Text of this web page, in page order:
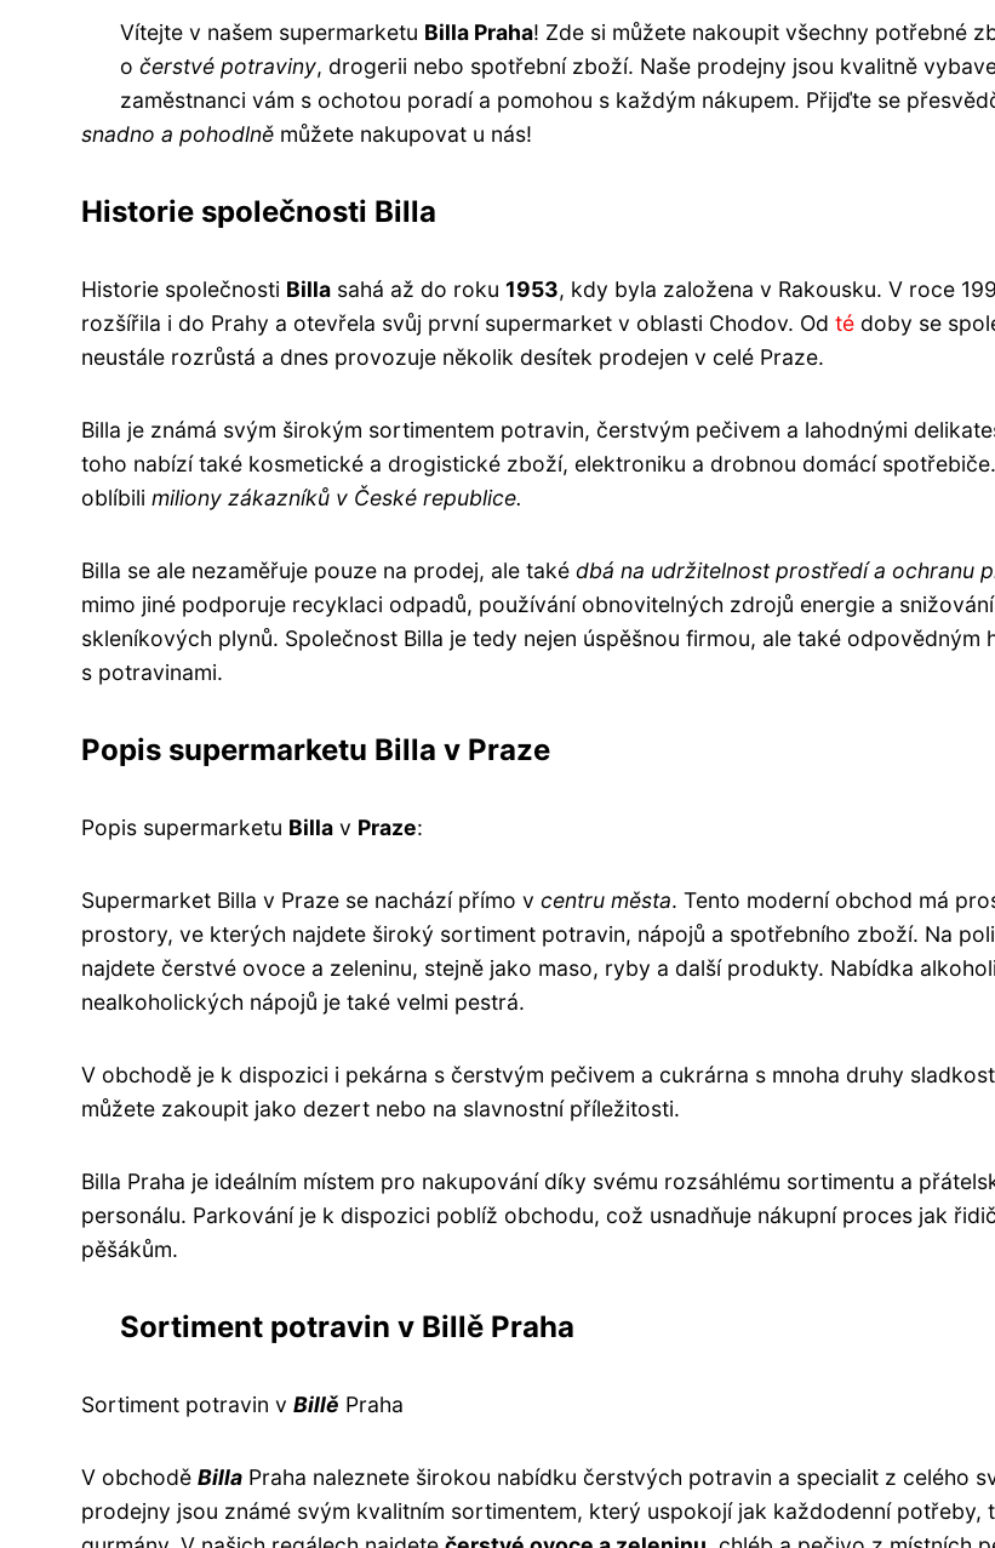
Vítejte v našem supermarketu Billa Praha! Zde si můžete nakoupit všechny potřebné
o čerstvé potraviny, drogerii nebo spotřební zboží. Naše prodejny jsou kvalitně
zaměstnanci vám s ochotou poradí a pomohou s každým nákupem. Přijďte se
snadno a pohodlně můžete nakupovat u nás!
Historie společnosti Billa
Historie společnosti Billa sahá až do roku 1953, kdy byla založena v Rakousku. V roce
rozšířila i do Prahy a otevřela svůj první supermarket v oblasti Chodov. Od té doby se
neustále rozrůstá a dnes provozuje několik desítek prodejen v celé Praze.
Billa je známá svým širokým sortimentem potravin, čerstvým pečivem a lahodnými
toho nabízí také kosmetické a drogistické zboží, elektroniku a drobnou domácí
oblíbili miliony zákazníků v České republice.
Billa se ale nezaměřuje pouze na prodej, ale také dbá na udržitelnost prostředí a ochranu
mimo jiné podporuje recyklaci odpadů, používání obnovitelných zdrojů energie a
skleníkových plynů. Společnost Billa je tedy nejen úspěšnou firmou, ale také odpovědným
s potravinami.
Popis supermarketu Billa v Praze
Popis supermarketu Billa v Praze:
Supermarket Billa v Praze se nachází přímo v centru města. Tento moderní obchod má
prostory, ve kterých najdete široký sortiment potravin, nápojů a spotřebního zboží. Na
najdete čerstvé ovoce a zeleninu, stejně jako maso, ryby a další produkty. Nabídka
nealkoholických nápojů je také velmi pestrá.
V obchodě je k dispozici i pekárna s čerstvým pečivem a cukrárna s mnoha druhy
můžete zakoupit jako dezert nebo na slavnostní příležitosti.
Billa Praha je ideálním místem pro nakupování díky svému rozsáhlému sortimentu a
personálu. Parkování je k dispozici poblíž obchodu, což usnadňuje nákupní proces jak
pěšákům.
Sortiment potravin v Billě Praha
Sortiment potravin v Billě Praha
V obchodě Billa Praha naleznete širokou nabídku čerstvých potravin a specialit z celého
prodejny jsou známé svým kvalitním sortimentem, který uspokojí jak každodenní potřeby,